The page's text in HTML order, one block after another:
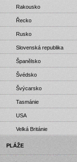
Rakousko
Řecko
Rusko
Slovenská republika
Španělsko
Švédsko
Švýcarsko
Tasmánie
USA
Velká Británie
PLÁŽE